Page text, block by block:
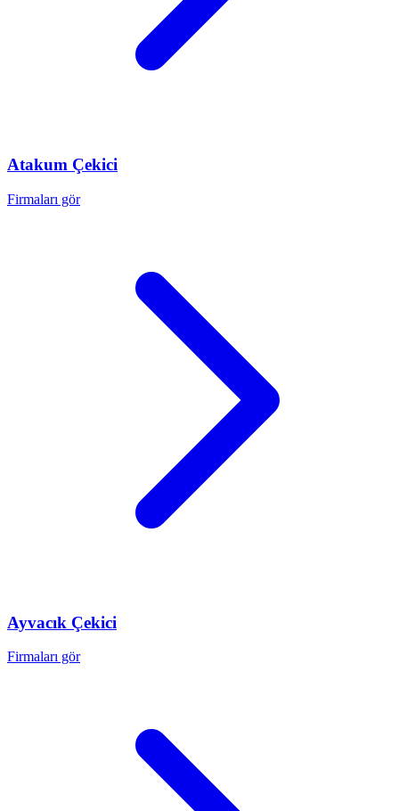
Atakum Çekici
Firmaları gör
Ayvacık Çekici
Firmaları gör